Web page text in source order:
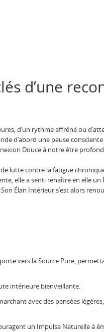
d’une
d’un rythme effréné ou
d’abord une pause
Douce à notre être
lutte contre la fatigue
elle a senti renaître en elle
Élan Intérieur s’est alors
vers la Source Pure,
intérieure bienveillante.
avec des pensées
un Impulse Naturelle à